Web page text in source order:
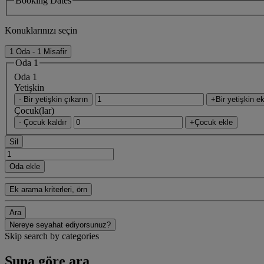
Konuklarınızı seçin
1 Oda - 1 Misafir
Oda 1
Oda 1
Yetişkin
- Bir yetişkin çıkarın +Bir yetişkin
Çocuk(lar)
- Çocuk kaldır +Çocuk ekle
Sil
Oda ekle
Ek arama kriterleri, örn
Ara
Nereye seyahat ediyorsunuz?
Skip search by categories